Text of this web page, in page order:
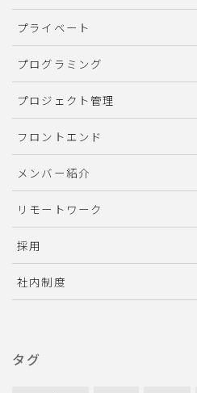
プライベート
プログラミング
プロジェクト管理
フロントエンド
メンバー紹介
リモートワーク
採用
社内制度
タグ